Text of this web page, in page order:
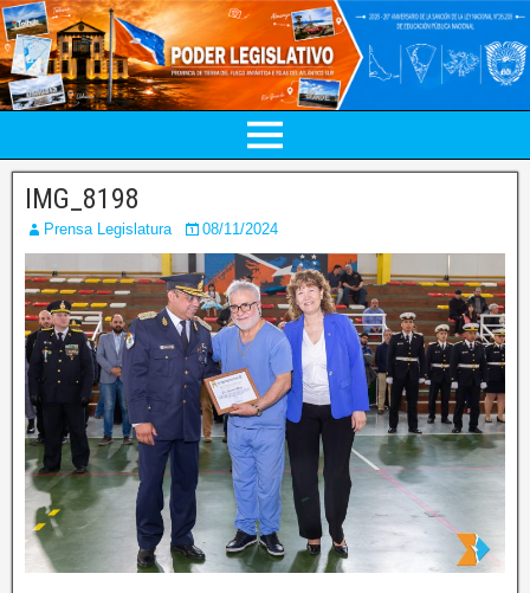
IMG_8198
Prensa Legislatura 08/11/2024